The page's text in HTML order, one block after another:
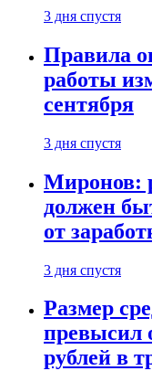
3 дня спустя
Правила
работы
сентября
3 дня спустя
Миронов:
должен
от
3 дня спустя
Размер
превысил
рублей в